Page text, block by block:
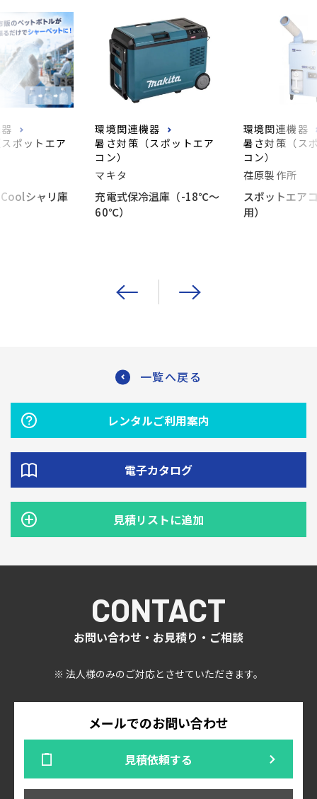
ポットエア
シャリ庫
環境関連機器
暑さ対策（スポットエア
コン）
マキタ
充電式保冷温庫（-18℃～
60℃）
環境関連機器
暑さ対策（ス
コン）
荏原製作所
スポットエア
用）
一覧へ戻る
レンタルご利用案内
電子カタログ
見積リストに追加
CONTACT
お問い合わせ・お見積り・ご相談
※ 法人様のみのご対応とさせていただきます。
メールでのお問い合わせ
見積依頼する